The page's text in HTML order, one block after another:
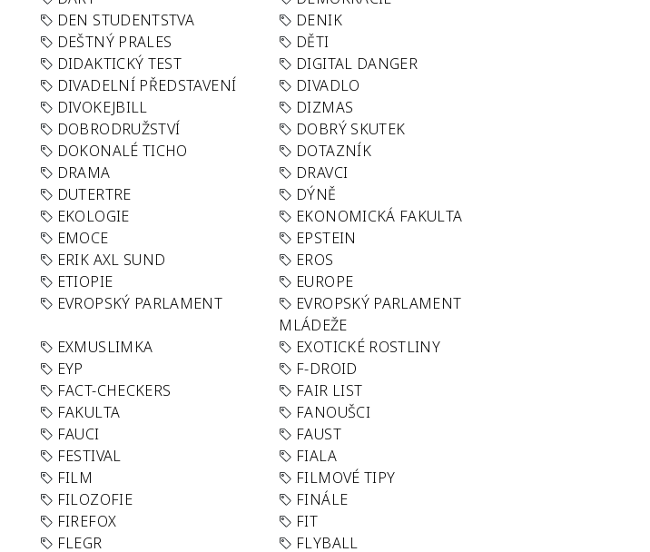
DEN STUDENTSTVA
DENIK
DEŠTNÝ PRALES
DĚTI
DIDAKTICKÝ TEST
DIGITAL DANGER
DIVADELNÍ PŘEDSTAVENÍ
DIVADLO
DIVOKEJBILL
DIZMAS
DOBRODRUŽSTVÍ
DOBRÝ SKUTEK
DOKONALÉ TICHO
DOTAZNÍK
DRAMA
DRAVCI
DUTERTRE
DÝNĚ
EKOLOGIE
EKONOMICKÁ FAKULTA
EMOCE
EPSTEIN
ERIK AXL SUND
EROS
ETIOPIE
EUROPE
EVROPSKÝ PARLAMENT
EVROPSKÝ PARLAMENT
MLÁDEŽE
EXMUSLIMKA
EXOTICKÉ ROSTLINY
EYP
F-DROID
FACT-CHECKERS
FAIR LIST
FAKULTA
FANOUŠCI
FAUCI
FAUST
FESTIVAL
FIALA
FILM
FILMOVÉ TIPY
FILOZOFIE
FINÁLE
FIREFOX
FIT
FLEGR
FLYBALL